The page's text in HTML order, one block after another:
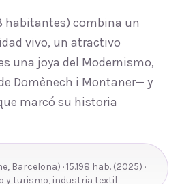
habitantes) combina un
vivo, un atractivo
una joya del Modernismo,
Domènech i Montaner— y
marcó su historia
, Barcelona) ·15.198 hab. (2025) ·
y turismo, industria textil